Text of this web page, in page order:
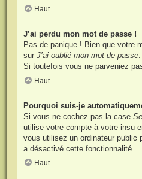
Haut
J’ai perdu mon mot de passe !
Pas de panique ! Bien que votre
sur J’ai oublié mon mot de passe.
Si toutefois vous ne parveniez
Haut
Pourquoi suis-je
Si vous ne cochez pas la case
utilise votre compte à votre insu
vous utilisez un ordinateur public
a désactivé cette fonctionnalité.
Haut